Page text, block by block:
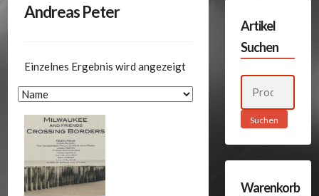
Andreas Peter
Einzelnes Ergebnis wird angezeigt
Artikel
Suchen
Suchen
Warenkorb